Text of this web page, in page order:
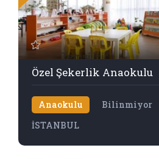
Özel Şekerlik Anaokulu
Anaokulu
Bilinmiyor
İSTANBUL